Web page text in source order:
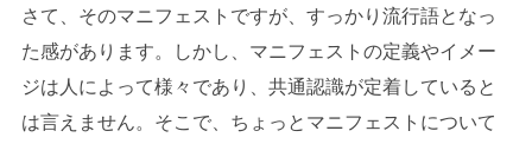
さて、そのマニフェストですが、すっかり流行語となっ
た感があります。しかし、マニフェストの定義やイメー
ジは人によって様々であり、共通認識が定着していると
は言えません。そこで、ちょっとマニフェストについて